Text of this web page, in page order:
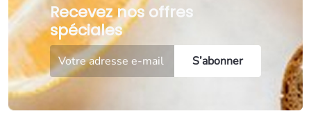
Recevez nos offres
spéciales